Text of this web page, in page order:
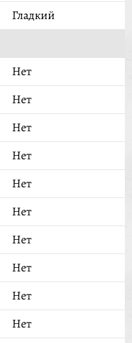
Гладкий
Нет
Нет
Нет
Нет
Нет
Нет
Нет
Нет
Нет
Нет